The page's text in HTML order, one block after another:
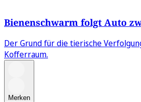
Bienenschwarm folgt Auto
Der Grund für die tierische
Kofferraum.
Merken